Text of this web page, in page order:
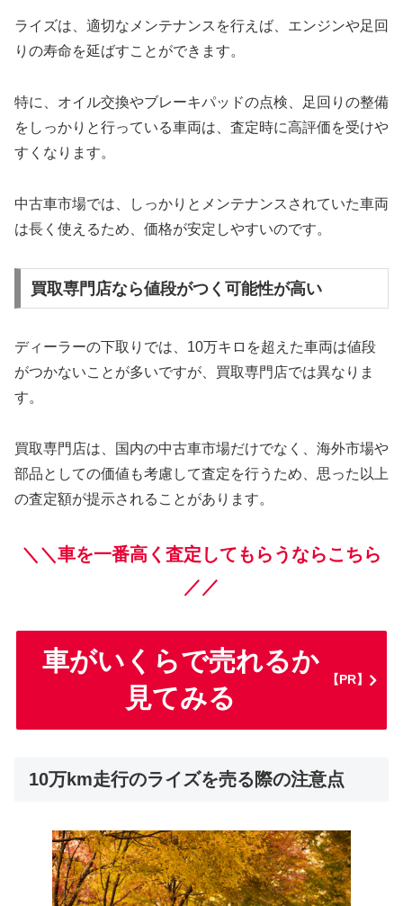
ライズは、適切なメンテナンスを行えば、エンジンや足回
りの寿命を延ばすことができます。
特に、オイル交換やブレーキパッドの点検、足回りの整備
をしっかりと行っている車両は、査定時に高評価を受けや
すくなります。
中古車市場では、しっかりとメンテナンスされていた車両
は長く使えるため、価格が安定しやすいのです。
買取専門店なら値段がつく可能性が高い
ディーラーの下取りでは、10万キロを超えた車両は値段
がつかないことが多いですが、買取専門店では異なりま
す。
買取専門店は、国内の中古車市場だけでなく、海外市場や
部品としての価値も考慮して査定を行うため、思った以上
の査定額が提示されることがあります。
＼＼車を一番高く査定してもらうならこちら
／／
車がいくらで売れるか
見てみる
【PR】
10万km走行のライズを売る際の注意点